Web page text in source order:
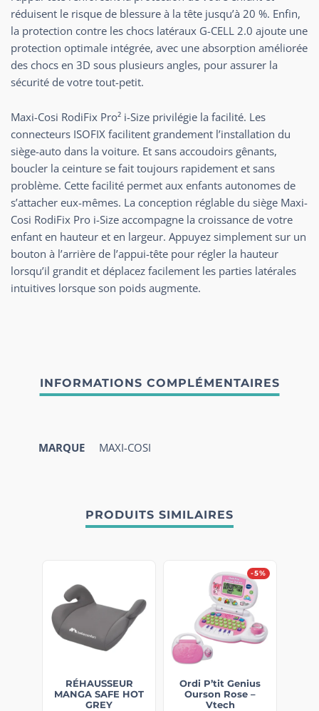
réduisent le risque de blessure à la tête jusqu’à 20 %. Enfin,
la protection contre les chocs latéraux G-CELL 2.0 ajoute une
protection optimale intégrée, avec une absorption améliorée
des chocs en 3D sous plusieurs angles, pour assurer la
sécurité de votre tout-petit.
Maxi-Cosi RodiFix Pro² i-Size privilégie la facilité. Les
connecteurs ISOFIX facilitent grandement l’installation du
siège-auto dans la voiture. Et sans accoudoirs gênants,
boucler la ceinture se fait toujours rapidement et sans
problème. Cette facilité permet aux enfants autonomes de
s’attacher eux-mêmes. La conception réglable du siège Maxi-
Cosi RodiFix Pro i-Size accompagne la croissance de votre
enfant en hauteur et en largeur. Appuyez simplement sur un
bouton à l’arrière de l’appui-tête pour régler la hauteur
lorsqu’il grandit et déplacez facilement les parties latérales
intuitives lorsque son poids augmente.
MARQUE MAXI-COSI
PRODUITS SIMILAIRES
RÉHAUSSEUR
MANGA SAFE HOT
GREY
-5%
Ordi P’tit Genius
Ourson Rose –
Vtech